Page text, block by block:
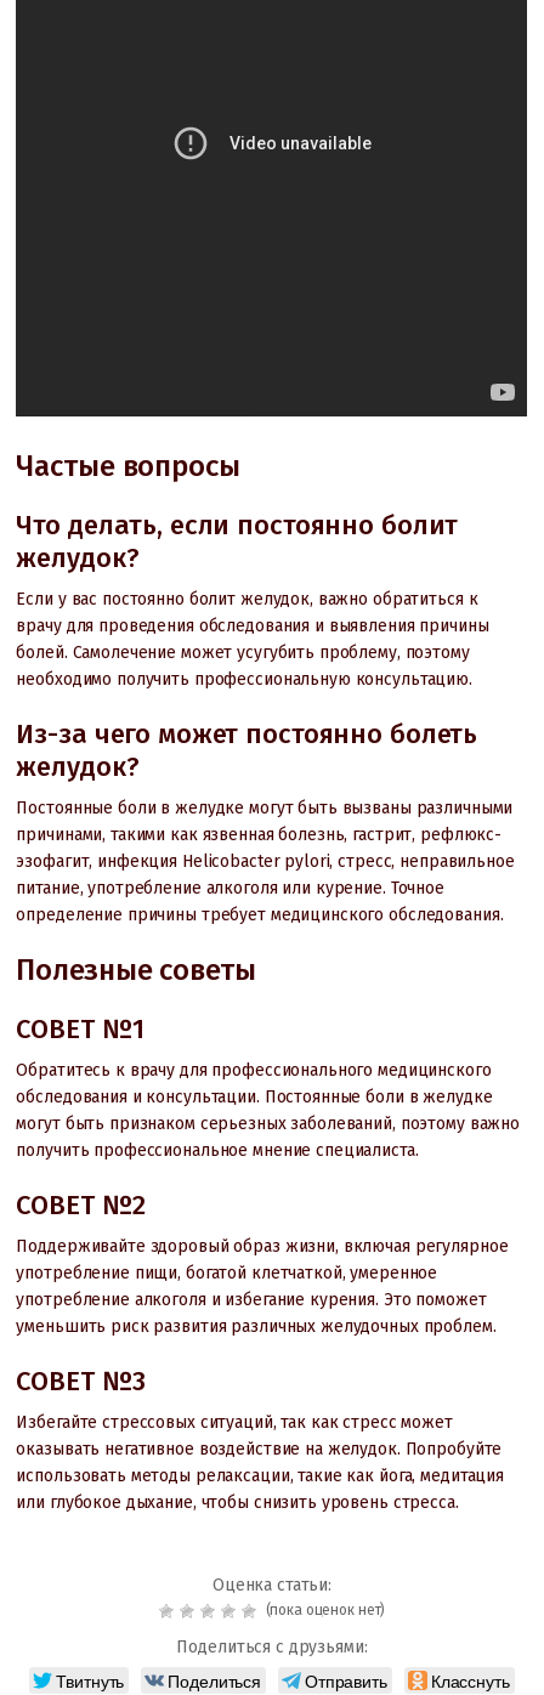
Частые вопросы
Что делать, если постоянно болит
желудок?
Если у вас постоянно болит желудок, важно обратиться к
врачу для проведения обследования и выявления причины
болей. Самолечение может усугубить проблему, поэтому
необходимо получить профессиональную консультацию.
Из-за чего может постоянно болеть
желудок?
Постоянные боли в желудке могут быть вызваны различными
причинами, такими как язвенная болезнь, гастрит, рефлюкс-
эзофагит, инфекция Helicobacter pylori, стресс, неправильное
питание, употребление алкоголя или курение. Точное
определение причины требует медицинского обследования.
Полезные советы
СОВЕТ №1
Обратитесь к врачу для профессионального медицинского
обследования и консультации. Постоянные боли в желудке
могут быть признаком серьезных заболеваний, поэтому важно
получить профессиональное мнение специалиста.
СОВЕТ №2
Поддерживайте здоровый образ жизни, включая регулярное
употребление пищи, богатой клетчаткой, умеренное
употребление алкоголя и избегание курения. Это поможет
уменьшить риск развития различных желудочных проблем.
СОВЕТ №3
Избегайте стрессовых ситуаций, так как стресс может
оказывать негативное воздействие на желудок. Попробуйте
использовать методы релаксации, такие как йога, медитация
или глубокое дыхание, чтобы снизить уровень стресса.
Оценка статьи:
(пока оценок нет)
Поделиться с друзьями:
Твитнуть Поделиться Отправить Класснуть